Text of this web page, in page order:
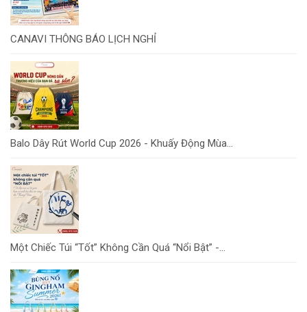
CANAVI THÔNG BÁO LỊCH NGHỈ
Balo Dây Rút World Cup 2026 - Khuấy Động Mùa...
Một Chiếc Túi “Tốt” Không Cần Quá “Nổi Bật” -...